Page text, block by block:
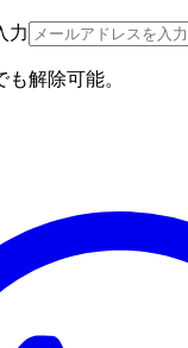
力
解除可能。